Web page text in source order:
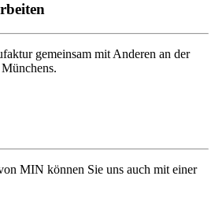
gemeinsam mit Anderen an der
MIN können Sie uns auch mit einer